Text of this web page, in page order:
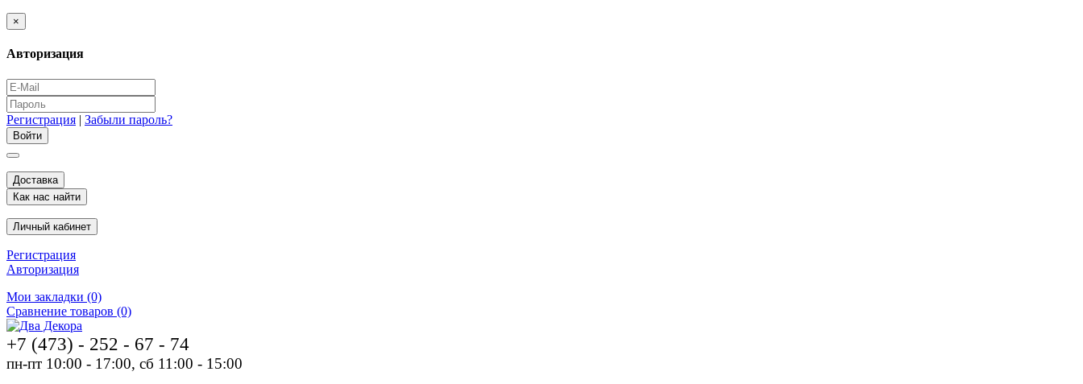
×
Авторизация
Регистрация | Забыли пароль?
Доставка
Как нас найти
Личный кабинет
Регистрация
Авторизация
Мои закладки (0)
Сравнение товаров (0)
+7 (473) - 252 - 67 - 74
пн-пт 10:00 - 17:00, сб 11:00 - 15:00